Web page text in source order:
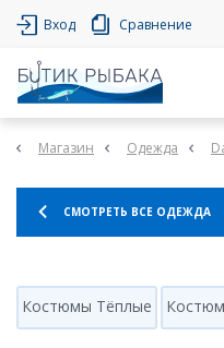
Вход Сравнение
Магазин Одежда
СМОТРЕТЬ ВСЕ ОДЕЖДА
Костюмы Тёплые